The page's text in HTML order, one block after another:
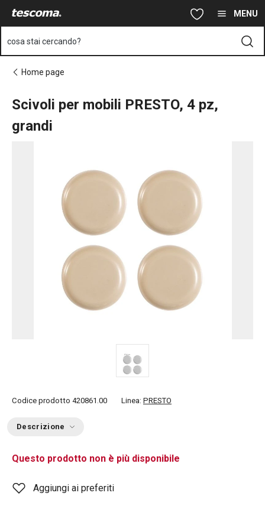
Vai al contenuto principale MENU
cosa stai cercando?
Home page
Scivoli per mobili PRESTO, 4 pz,
grandi
Codice prodotto 420861.00 Linea: PRESTO
Descrizione
Questo prodotto non è più disponibile
Aggiungi ai preferiti